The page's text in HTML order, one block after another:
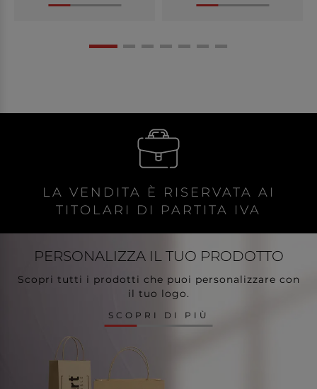
LA VENDITA È RISERVATA AI
TITOLARI DI PARTITA IVA
PERSONALIZZA IL TUO PRODOTTO
Scopri tutti i prodotti che puoi personalizzare con
il tuo logo.
SCOPRI DI PIÙ